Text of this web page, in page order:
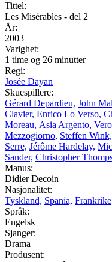
Tittel:
Les Misérables - del 2
År:
2003
Varighet:
1 time og 26 minutter
Regi:
Josée Dayan
Skuespillere:
Gérard Depardieu, John
Clavier, Enrico Lo Verso,
Moreau, Asia Argento,
Mezzogiorno, Steffen Wink,
Serre, Jérôme Hardelay,
Sander, Christopher
Manus:
Didier Decoin
Nasjonalitet:
Tyskland, Spania, Frankrike
Språk:
Engelsk
Sjanger:
Drama
Produsent: